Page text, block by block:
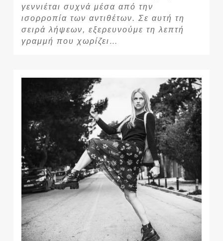
γεννιέται συχνά μέσα από την
ισορροπία των αντιθέτων. Σε αυτή τη
σειρά λήψεων, εξερευνούμε τη λεπτή
γραμμή που χωρίζει…